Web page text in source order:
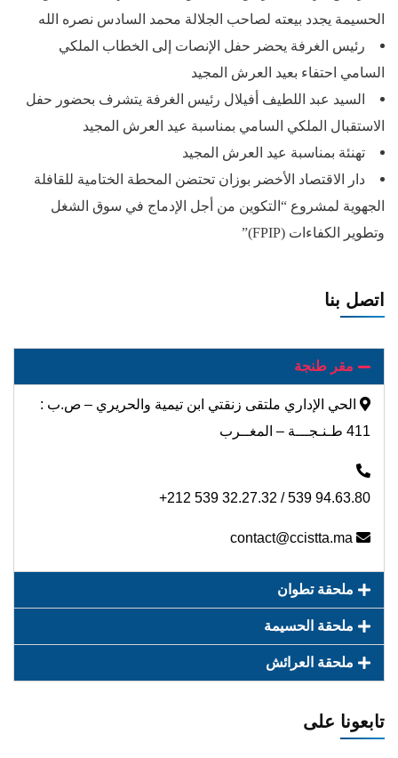
الحسيمة يجدد بيعته لصاحب الجلالة محمد السادس نصره الله
رئيس الغرفة يحضر حفل الإنصات إلى الخطاب الملكي
السامي احتفاء بعيد العرش المجيد
السيد عبد اللطيف أفيلال رئيس الغرفة يتشرف بحضور حفل
الاستقبال الملكي السامي بمناسبة عيد العرش المجيد
تهنئة بمناسبة عيد العرش المجيد
دار الاقتصاد الأخضر بوزان تحتضن المحطة الختامية للقافلة
الجهوية لمشروع “التكوين من أجل الإدماج في سوق الشغل
وتطوير الكفاءات (FPIP)”
اتصل بنا
مقر طنجة
الحي الإداري ملتقى زنقتي ابن تيمية والحريري – ص.ب :
411 طـنـجـــة – المغــرب
+212 539 32.27.32 / 539 94.63.80
ملحقة تطوان
ملحقة الحسيمة
ملحقة العرائش
تابعونا على